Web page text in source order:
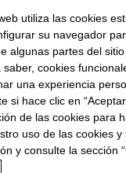
TÉCNICO
Coating
systems
utiliza las cookies
su navegador
algunas partes del
saber, cookies
una experiencia
si hace clic en
de las cookies para
uso de las cookies y
y consulte la sección